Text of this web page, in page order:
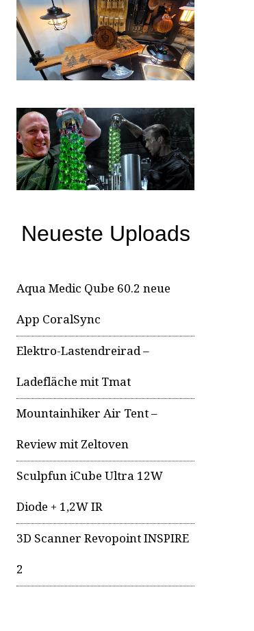
Neueste Uploads
Aqua Medic Qube 60.2 neue
App CoralSync
Elektro-Lastendreirad –
Ladefläche mit Tmat
Mountainhiker Air Tent –
Review mit Zeltoven
Sculpfun iCube Ultra 12W
Diode + 1,2W IR
3D Scanner Revopoint INSPIRE
2